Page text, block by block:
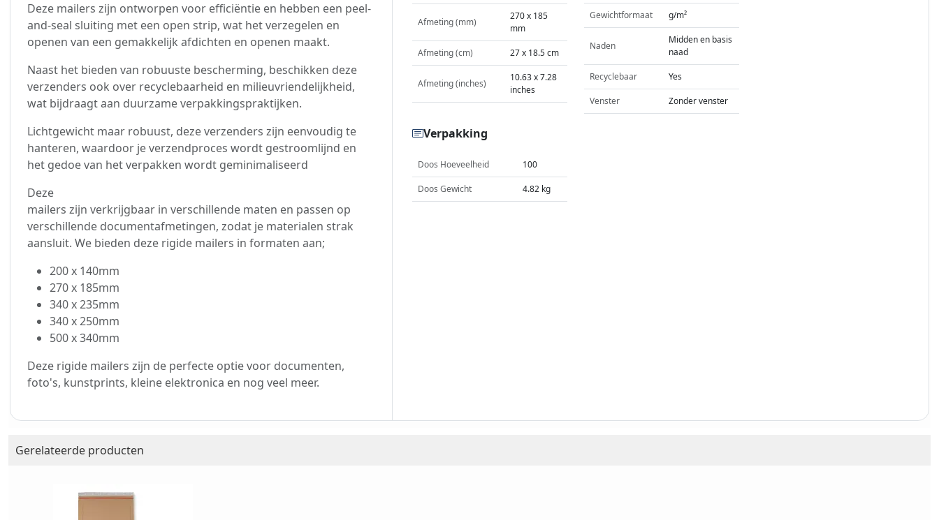
Deze mailers zijn ontworpen voor efficiëntie en hebben een peel-
and-seal sluiting met een open strip, wat het verzegelen en
openen van een gemakkelijk afdichten en openen maakt.
Naast het bieden van robuuste bescherming, beschikken deze
verzenders ook over recyclebaarheid en milieuvriendelijkheid,
wat bijdraagt aan duurzame verpakkingspraktijken.
Lichtgewicht maar robuust, deze verzenders zijn eenvoudig te
hanteren, waardoor je verzendproces wordt gestroomlijnd en
het gedoe van het verpakken wordt geminimaliseerd
Deze
mailers zijn verkrijgbaar in verschillende maten en passen op
verschillende documentafmetingen, zodat je materialen strak
aansluit. We bieden deze rigide mailers in formaten aan;
200 x 140mm
270 x 185mm
340 x 235mm
340 x 250mm
500 x 340mm
Deze rigide mailers zijn de perfecte optie voor documenten,
foto's, kunstprints, kleine elektronica en nog veel meer.
Afmeting (mm)
270 x 185
mm
Afmeting (cm) 27 x 18.5 cm
Afmeting (inches)
10.63 x 7.28
inches
Gewichtformaat g/m²
Naden
Midden en basis
naad
Recyclebaar Yes
Venster Zonder venster
Verpakking
Doos Hoeveelheid 100
Doos Gewicht 4.82 kg
Gerelateerde producten